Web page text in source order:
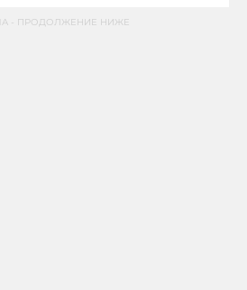
- ПРОДОЛЖЕНИЕ НИЖЕ